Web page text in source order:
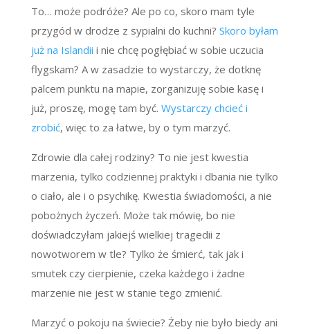
To… może podróże? Ale po co, skoro mam tyle
przygód w drodze z sypialni do kuchni? Skoro byłam
już na Islandii i nie chcę pogłębiać w sobie uczucia
flygskam? A w zasadzie to wystarczy, że dotknę
palcem punktu na mapie, zorganizuję sobie kasę i
już, proszę, mogę tam być. Wystarczy chcieć i
zrobić, więc to za łatwe, by o tym marzyć.
Zdrowie dla całej rodziny? To nie jest kwestia
marzenia, tylko codziennej praktyki i dbania nie tylko
o ciało, ale i o psychikę. Kwestia świadomości, a nie
pobożnych życzeń. Może tak mówię, bo nie
doświadczyłam jakiejś wielkiej tragedii z
nowotworem w tle? Tylko że śmierć, tak jak i
smutek czy cierpienie, czeka każdego i żadne
marzenie nie jest w stanie tego zmienić.
Marzyć o pokoju na świecie? Żeby nie było biedy ani